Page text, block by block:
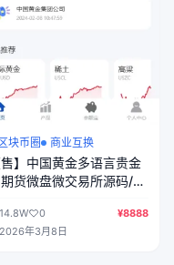
区块币圈 商业互换
售】中国黄金多语言贵金
货微盘微交易所源码/带
纯源码+后端PHP
14.8W 0
¥8888
2026年3月8日